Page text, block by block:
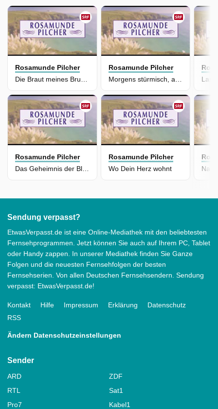
Rosamunde Pilcher
Die Braut meines Bruders
Rosamunde Pilcher
Morgens stürmisch, abends Liebe
Rosamunde Pilcher
Rosamunde Pilcher
Wo Dein Herz wohnt
Lass
Sendung verpasst?
EtwasVerpasst.de ist eine Online-Mediathek mit den beliebtesten
Fernsehprogrammen. Jetzt können Sie auch auf Ihrem PC, Tablet
oder Handy zappen. In unserer Mediathek finden Sie Ganze
Folgen und die neuesten Fernsehfolgen der besten
Fernsehserien. Von allen Deutschen Fernsehsendern. Sendung
verpasst: EtwasVerpasst.de!
Kontakt Hilfe Impressum Erklärung
Datenschutz
RSS
Ändern Datenschutzeinstellungen
Sender
ARD
ZDF
RTL
Sat1
Pro7
Kabel1